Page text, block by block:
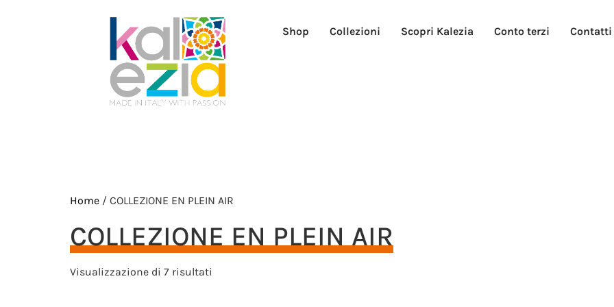
Shop Collezioni Scopri Kalezia Conto terzi Contatti
Home / COLLEZIONE EN PLEIN AIR
COLLEZIONE EN PLEIN AIR
Visualizzazione di 7 risultati